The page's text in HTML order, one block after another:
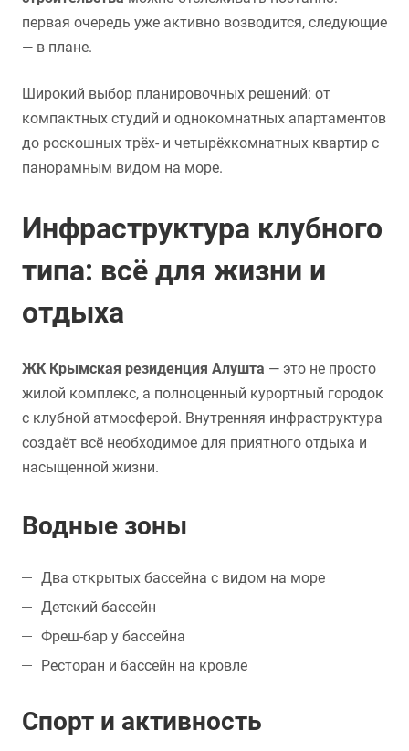
первая очередь уже активно возводится, следующие
— в плане.
Широкий выбор планировочных решений: от
компактных студий и однокомнатных апартаментов
до роскошных трёх- и четырёхкомнатных квартир с
панорамным видом на море.
Инфраструктура клубного
типа: всё для жизни и
отдыха
ЖК Крымская резиденция Алушта — это не просто
жилой комплекс, а полноценный курортный городок
с клубной атмосферой. Внутренняя инфраструктура
создаёт всё необходимое для приятного отдыха и
насыщенной жизни.
Водные зоны
Два открытых бассейна с видом на море
Детский бассейн
Фреш-бар у бассейна
Ресторан и бассейн на кровле
Спорт и активность